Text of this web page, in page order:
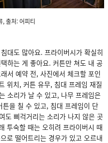
, 출처: 어피티
대도 많아요. 프라이버시가 확실히
하는 게 좋아요. 커튼만 쳐도 내 공
서 예약 전, 사진에서 체크할 포인
위치, 커튼 유무, 침대 프레임 재질
소리가 날 수 있고, 나무 프레임은
을 칠 수 있고, 침대 프레임이 단
도 삐걱거리는 소리가 나지 않은 곳
투숙할 때는 오히려 프라이버시 때
로 떨어트리는 경우가 있고 오르내